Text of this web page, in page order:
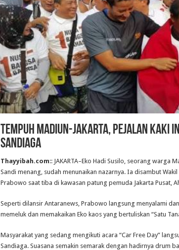
Tempuh Madiun-Jakarta, Pejalan Kaki
Sandiaga
Thayyibah.com:: JAKARTA–Eko Hadi Susilo, seorang warga
Sandi menang, sudah menunaikan nazarnya. Ia disambut
Prabowo saat tiba di kawasan patung pemuda Jakarta Pusat,
Seperti dilansir Antaranews, Prabowo langsung menyalami
memeluk dan memakaikan Eko kaos yang bertuliskan “Satu
Masyarakat yang sedang mengikuti acara “Car Free Day”
Sandiaga. Suasana semakin semarak dengan hadirnya drum